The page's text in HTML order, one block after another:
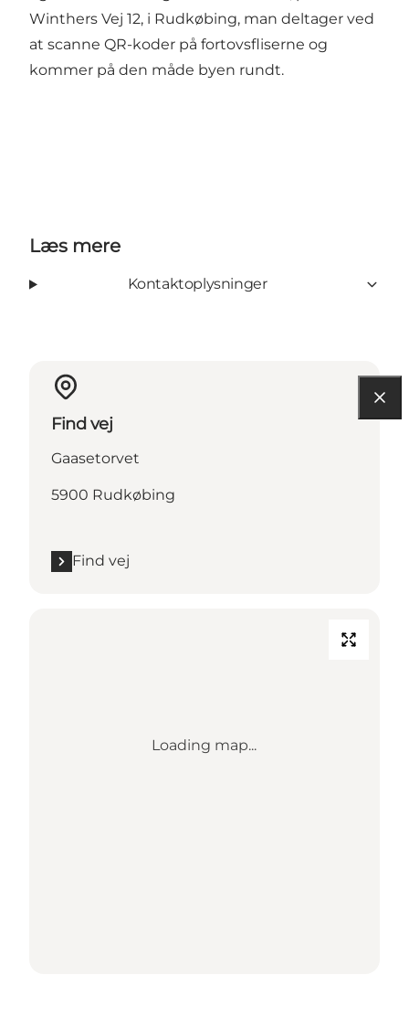
Winthers Vej 12, i Rudkøbing, man deltager ved
at scanne QR-koder på fortovsfliserne og
kommer på den måde byen rundt.
Læs mere
Kontaktoplysninger
Find vej
Gaasetorvet
5900 Rudkøbing
Find vej
Loading map...